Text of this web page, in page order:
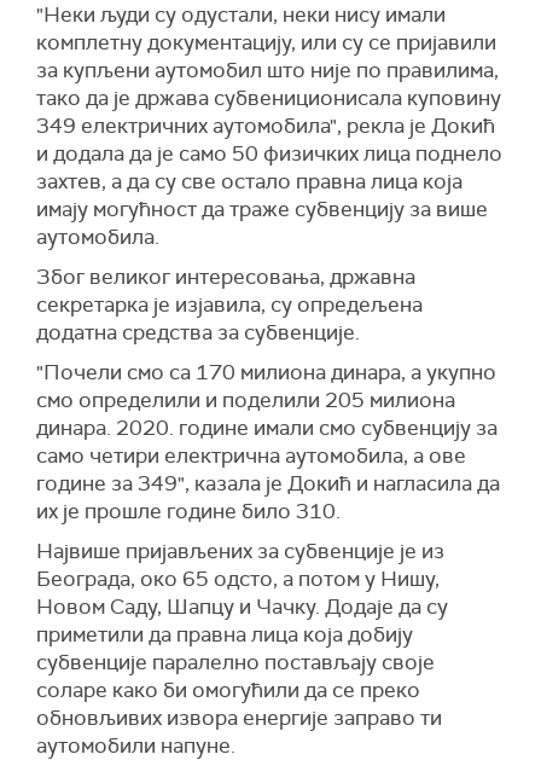
"Неки људи су одустали, неки нису имали
комплетну документацију, или су се пријавили
за купљени аутомобил што није по правилима,
тако да је држава субвениционисала куповину
349 електричних аутомобила", рекла је Докић
и додала да је само 50 физичких лица поднело
захтев, а да су све остало правна лица која
имају могућност да траже субвенцију за више
аутомобила.
Због великог интересовања, државна
секретарка је изјавила, су опредељена
додатна средства за субвенције.
"Почели смо са 170 милиона динара, а укупно
смо определили и поделили 205 милиона
динара. 2020. године имали смо субвенцију за
само четири електрична аутомобила, а ове
године за 349", казала је Докић и нагласила да
их је прошле године било 310.
Највише пријављених за субвенције је из
Београда, око 65 одсто, а потом у Нишу,
Новом Саду, Шапцу и Чачку. Додаје да су
приметили да правна лица која добију
субвенције паралелно постављају своје
соларе како би омогућили да се преко
обновљивих извора енергије заправо ти
аутомобили напуне.